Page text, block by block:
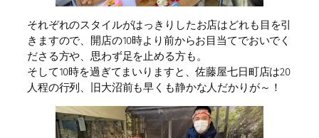
それぞれのスタイルがはっきりしたお店はどれも目を引
きますので、開店の10時より前からお目当てでおいでく
ださる方や、思わず足を止める方も。
そして10時を過ぎてまいりますと、佐藤屋七日町店は20
人程の行列、旧大沼前も早くも静かな人だかりが～！